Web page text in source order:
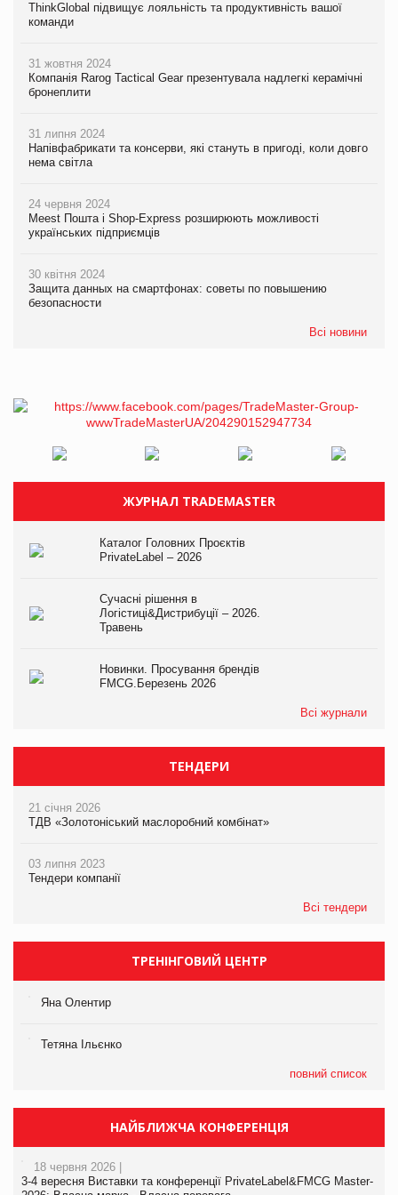
ThinkGlobal підвищує лояльність та продуктивність вашої
команди
31 жовтня 2024
Компанія Rarog Tactical Gear презентувала надлегкі керамічні
бронеплити
31 липня 2024
Напівфабрикати та консерви, які стануть в пригоді, коли довго
нема світла
24 червня 2024
Meest Пошта і Shop-Express розширюють можливості
українських підприємців
30 квітня 2024
Защита данных на смартфонах: советы по повышению
безопасности
Всі новини
ЖУРНАЛ TRADEMASTER
Каталог Головних Проєктів
PrivateLabel – 2026
Сучасні рішення в
Логістиці&Дистрибуції – 2026.
Травень
Новинки. Просування брендів
FMCG.Березень 2026
Всі журнали
ТЕНДЕРИ
21 січня 2026
ТДВ «Золотоніський маслоробний комбінат»
03 липня 2023
Тендери компанії
Всі тендери
ТРЕНІНГОВИЙ ЦЕНТР
Яна Олентир
Тетяна Ільєнко
повний список
НАЙБЛИЖЧА КОНФЕРЕНЦІЯ
18 червня 2026 |
3-4 вересня Виставки та конференції PrivateLabel&FMCG Master-